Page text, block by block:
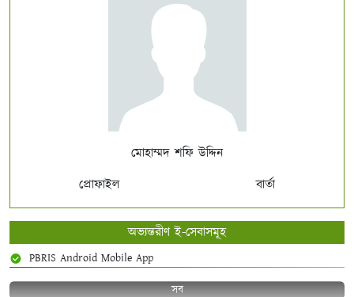
মোহাম্মদ শফি উদ্দিন
প্রোফাইল
বার্তা
অভ্যন্তরীণ ই-সেবাসমূহ
PBRIS Android Mobile App
সব